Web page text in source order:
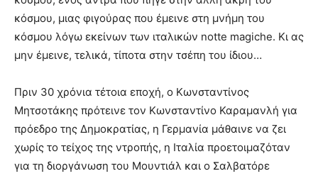
κόσμου, μιας φιγούρας που έμεινε στη μνήμη του
κόσμου λόγω εκείνων των ιταλικών notte magiche. Κι ας
μην έμεινε, τελικά, τίποτα στην τσέπη του ίδιου…
Πριν 30 χρόνια τέτοια εποχή, ο Κωνσταντίνος
Μητσοτάκης πρότεινε τον Κωνσταντίνο Καραμανλή για
πρόεδρο της Δημοκρατίας, η Γερμανία μάθαινε να ζει
χωρίς το τείχος της ντροπής, η Ιταλία προετοιμαζόταν
για τη διοργάνωση του Μουντιάλ και ο Σαλβατόρε